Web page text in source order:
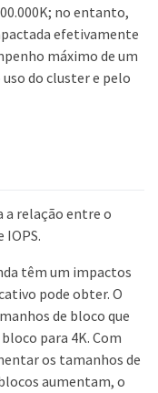
no entanto,
efetivamente
máximo de um
do cluster e pelo
a relação entre o
têm um impactos
pode obter. O
de bloco que
para 4K. Com
os tamanhos de
aumentam, o